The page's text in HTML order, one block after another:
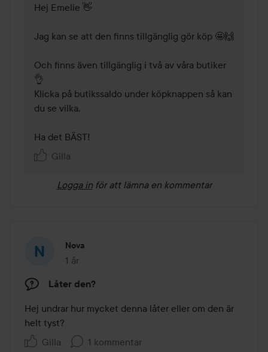
Hej Emelie 👋
Jag kan se att den finns tillgänglig gör köp 🤩🙌
Och finns även tillgänglig i två av våra butiker
👌
Klicka på butikssaldo under köpknappen så kan
du se vilka.
Ha det BÄST!
Gilla
Logga in för att lämna en kommentar
Nova
1 år
Inlägget skapades 1 år
Låter den?
Hej undrar hur mycket denna låter eller om den är
helt tyst?
Gilla
1 kommentar